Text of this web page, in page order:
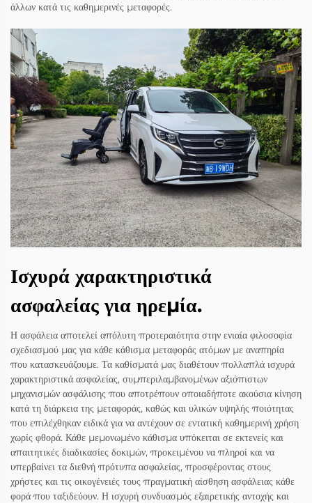
άλλων κατά τις καθημερινές μεταφορές.
Ισχυρά χαρακτηριστικά
ασφαλείας για ηρεμία.
Η ασφάλεια αποτελεί απόλυτη προτεραιότητα στην ενιαία φιλοσοφία
σχεδιασμού μας για κάθε κάθισμα μεταφοράς ατόμων με αναπηρία
που κατασκευάζουμε. Τα καθίσματά μας διαθέτουν πολλαπλά ισχυρά
χαρακτηριστικά ασφαλείας, συμπεριλαμβανομένων αξιόπιστων
μηχανισμών ασφάλισης που αποτρέπουν οποιαδήποτε ακούσια κίνηση
κατά τη διάρκεια της μεταφοράς, καθώς και υλικών υψηλής ποιότητας
που επιλέχθηκαν ειδικά για να αντέχουν σε εντατική καθημερινή χρήση
χωρίς φθορά. Κάθε μεμονωμένο κάθισμα υπόκειται σε εκτενείς και
απαιτητικές διαδικασίες δοκιμών, προκειμένου να πληροί και να
υπερβαίνει τα διεθνή πρότυπα ασφαλείας, προσφέροντας στους
χρήστες και τις οικογένειές τους πραγματική αίσθηση ασφάλειας κάθε
φορά που ταξιδεύουν. Η ισχυρή συνδυασμός εξαιρετικής αντοχής και